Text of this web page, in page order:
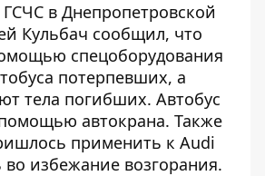
в Днепропетровской
Кульбач сообщил, что
спецоборудования
потерпевших, а
тела погибших. Автобус
автокрана. Также
применить к Audi
во избежание возгорания.